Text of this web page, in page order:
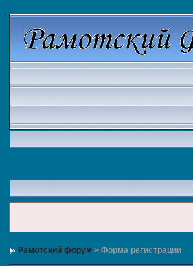
Рамотский форум > Форма регистрации